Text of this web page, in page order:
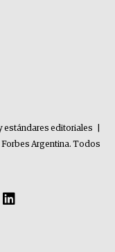
estándares editoriales
Argentina. Todos